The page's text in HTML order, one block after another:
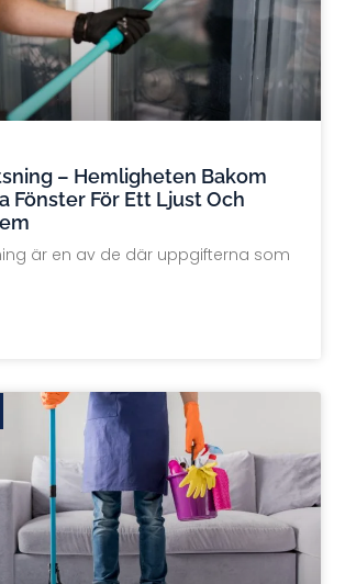
– Hemligheten Bakom
Fönster För Ett Ljust Och
är en av de där uppgifterna som